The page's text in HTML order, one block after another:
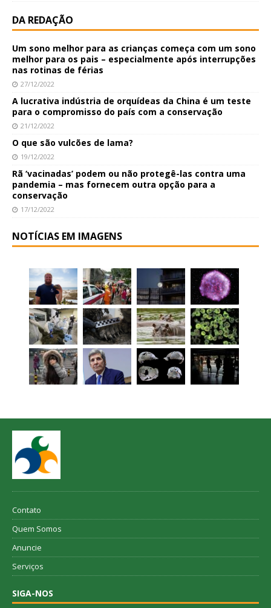
DA REDAÇÃO
Um sono melhor para as crianças começa com um sono
melhor para os pais – especialmente após interrupções
nas rotinas de férias
27/12/2022
A lucrativa indústria de orquídeas da China é um teste
para o compromisso do país com a conservação
21/12/2022
O que são vulcões de lama?
19/12/2022
Rã ‘vacinadas’ podem ou não protegê-las contra uma
pandemia – mas fornecem outra opção para a
conservação
17/12/2022
NOTÍCIAS EM IMAGENS
Contato
Quem Somos
Anuncie
Serviços
SIGA-NOS